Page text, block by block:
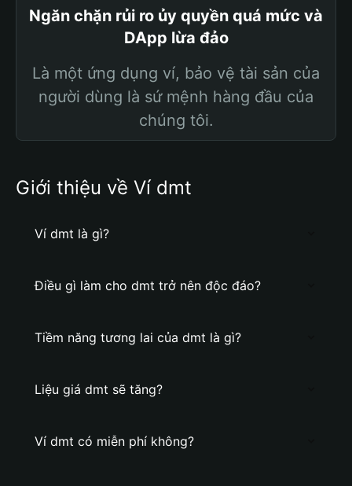
Ngăn chặn rủi ro ủy quyền quá mức và
DApp lừa đảo
Là một ứng dụng ví, bảo vệ tài sản của
người dùng là sứ mệnh hàng đầu của
chúng tôi.
Giới thiệu về Ví dmt
Ví dmt là gì?
Điều gì làm cho dmt trở nên độc đáo?
Tiềm năng tương lai của dmt là gì?
Liệu giá dmt sẽ tăng?
Ví dmt có miễn phí không?